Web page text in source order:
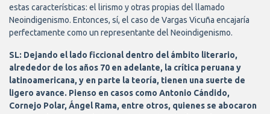
estas características: el lirismo y otras propias del llamado
Neoindigenismo. Entonces, sí, el caso de Vargas Vicuña encajaría
perfectamente como un representante del Neoindigenismo.
SL: Dejando el lado ficcional dentro del ámbito literario,
alrededor de los años 70 en adelante, la crítica peruana y
latinoamericana, y en parte la teoría, tienen una suerte de
ligero avance. Pienso en casos como Antonio Cándido,
Cornejo Polar, Ángel Rama, entre otros, quienes se abocaron